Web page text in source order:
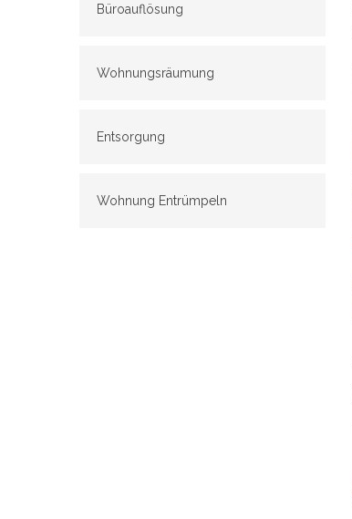
Büroauflösung
Wohnungsräumung
Entsorgung
Wohnung Entrümpeln